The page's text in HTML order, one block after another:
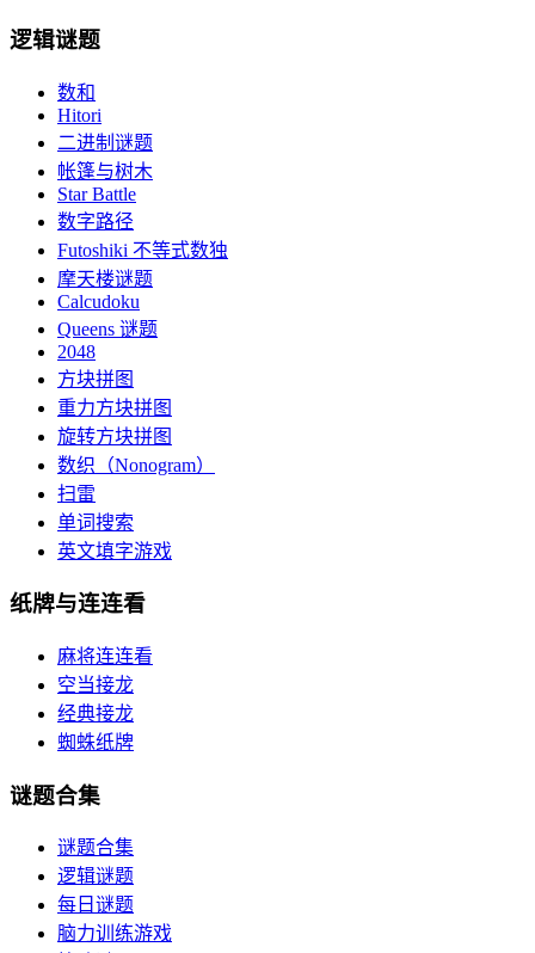
逻辑谜题
数和
Hitori
二进制谜题
帐篷与树木
Star Battle
数字路径
Futoshiki 不等式数独
摩天楼谜题
Calcudoku
Queens 谜题
2048
方块拼图
重力方块拼图
旋转方块拼图
数织（Nonogram）
扫雷
单词搜索
英文填字游戏
纸牌与连连看
麻将连连看
空当接龙
经典接龙
蜘蛛纸牌
谜题合集
谜题合集
逻辑谜题
每日谜题
脑力训练游戏